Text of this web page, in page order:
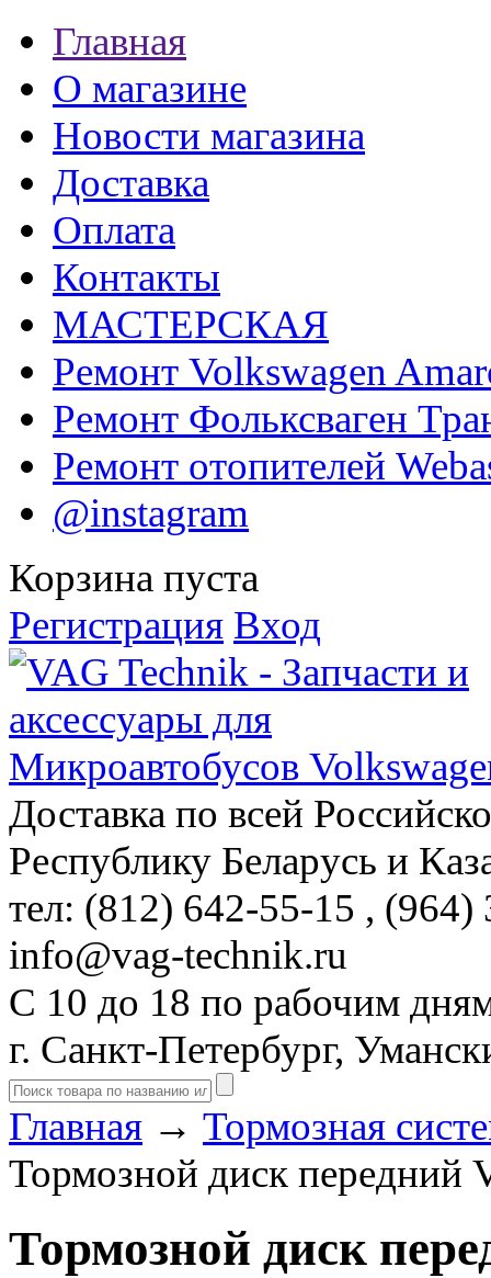
Главная
О магазине
Новости магазина
Доставка
Оплата
Контакты
МАСТЕРСКАЯ
Ремонт Volkswagen
Ремонт Фольксваген
Ремонт отопителей
@instagram
Корзина пуста
Регистрация Вход
Доставка по всей
Республику Беларусь и
тел: (812) 642-55-15 , (964)
info@vag-technik.ru
С 10 до 18 по рабочим
г. Санкт-Петербург,
Главная → Тормозная
Тормозной диск передний
Тормозной диск